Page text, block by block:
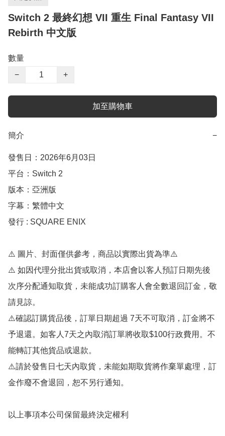
Switch 2 最終幻想 VII 重生 Final Fantasy VII
Rebirth 中文版
數量
−
+
加至購物車
簡介 −
發售日：2026年6月03日
平台：Switch 2
版本：亞洲版
字幕：繁體中文
發行 : SQUARE ENIX
⚠️ 圖片、封面僅供參考，商品以實際出貨為準⚠️
⚠️ 如因代理分批出貨或取消，本店會以客人預訂日期先後
次序分配通知取貨，未能成功訂購客人會全數退回訂金，敬
請見諒。
⚠️確認訂購貨品後，訂單日期超過 7天不可取消，訂金將不
予退還。如客人7天之內取消訂單將收取$100行政費用。不
能轉訂其他貨品或退款。
⚠️請於發售日七天內取貨，未能如期取貨將作棄單處理，訂
金作廢不會退回，恕不另行通知。